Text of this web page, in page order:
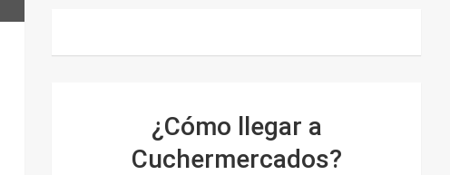
¿Cómo llegar a
Cuchermercados?